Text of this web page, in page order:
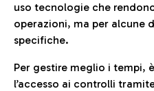
uso tecnologie che
operazioni, ma per alcune
specifiche.
Per gestire meglio i tempi,
l’accesso ai controlli